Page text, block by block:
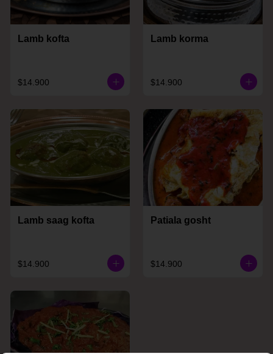
Lamb kofta
$14.900
Lamb korma
$14.900
Lamb saag kofta
$14.900
Patiala gosht
$14.900